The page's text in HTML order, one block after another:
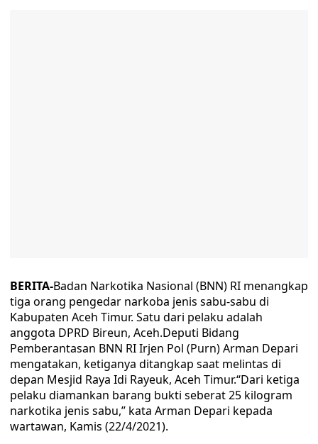
BERITA-Badan Narkotika Nasional (BNN) RI menangkap
tiga orang pengedar narkoba jenis sabu-sabu di
Kabupaten Aceh Timur. Satu dari pelaku adalah
anggota DPRD Bireun, Aceh.Deputi Bidang
Pemberantasan BNN RI Irjen Pol (Purn) Arman Depari
mengatakan, ketiganya ditangkap saat melintas di
depan Mesjid Raya Idi Rayeuk, Aceh Timur.“Dari ketiga
pelaku diamankan barang bukti seberat 25 kilogram
narkotika jenis sabu,” kata Arman Depari kepada
wartawan, Kamis (22/4/2021).